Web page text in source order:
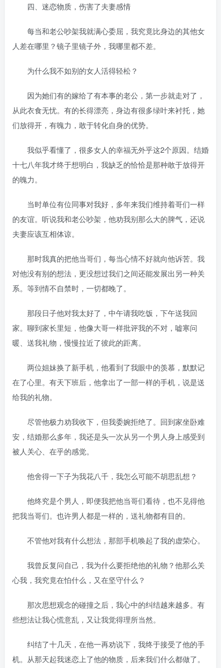
四、迷恋物质，伤害了夫妻感情
每当和老公吵架我就满心委屈，我究竟比身边的其他女
人差在哪里？镜子里镜子外，我哪里都不差。
为什么我不如别的女人活得轻松？
因为她们有的嫁给了有本事的老公，第一步就走对了，
从此衣食无忧。有的长得漂亮，身边有很多绿叶来衬托，她
们放得开，有魄力，敢于转化自身的优势。
我似乎看懂了，很多女人的幸福无外乎这2个原因。结婚
十七八年我才终于想明白，我缺乏的恰恰是那种敢于放得开
的魄力。
当时单位有位同事对我好，多年来我们维持着哥们一样
的友谊。听说我和老公吵架，他劝我别那么大的脾气，还说
夫妻应该互相体谅。
那时我真的把他当哥们，每当心情不好就向他诉苦。我
对他没有别的想法，更没想过我们之间还能发展出另一种关
系。等到情不自禁时，一切都晚了。
那段日子他对我太好了，中午请我吃饭，下午送我回
家。聊到家长里短，他像大哥一样批评我的不对，嘘寒问
暖、送我礼物，慢慢拉近了彼此的距离。
两位姐妹换了新手机，他看到了我眼中的羡慕，默默记
在了心里。有天下班后，他拿出了一部一样的手机，说是送
给我的礼物。
尽管他极力劝我收下，但我委婉拒绝了。回到家坐卧难
安，结婚那么多年，我还是头一次从另一个男人身上感受到
被人关心、在乎的感觉。
他舍得一下子为我花八千，我怎么可能不胡思乱想？
他终究是个男人，即便我把他当哥们看待，也不见得他
把我当哥们。也许男人都是一样的，送礼物都有目的。
不管他对我有什么想法，那部手机唤起了我的虚荣心。
我曾反复问自己，我为什么要拒绝他的礼物？他那么关
心我，我究竟在怕什么，又在坚守什么？
那次思想观念的碰撞之后，我心中的纠结越来越多。有
些想法让我心慌意乱，又让我觉得理所当然。
纠结了十几天，在他一再劝说下，我终于接受了他的手
机。从那天起我迷恋上了他的物质，后来我们什么都做了。